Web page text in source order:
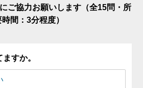
ご協力お願いします（全15問・所
時間：3分程度）
すか。